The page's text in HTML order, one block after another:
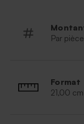
A retenir
Quantité
Une pastille
Par pièce
Format
21,00